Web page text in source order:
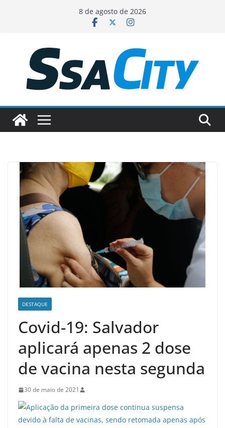
conteúdo
8 de agosto de 2026
DESTAQUE
Covid-19: Salvador
aplicará apenas 2 dose
de vacina nesta segunda
30 de maio de 2021